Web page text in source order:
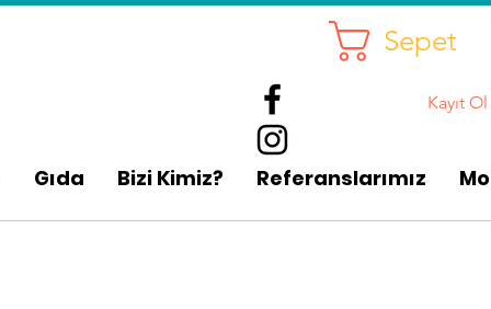
Gıda Bizi Kimiz? Referanslarımız
Sepet
Kayıt Ol